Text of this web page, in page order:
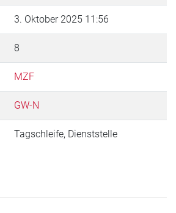
3. Oktober 2025 11:56
8
MZF
GW-N
Tagschleife, Dienststelle